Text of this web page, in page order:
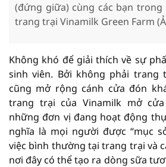
(đứng giữa) cùng các bạn trong
trang trại Vinamilk Green Farm
Không khó để giải thích về sự
sinh viên. Bởi không phải trang
cũng mở rộng cánh cửa đón
trang trại của Vinamilk mở
những đơn vị đang hoạt động
nghĩa là mọi người được “mục
việc bình thường tại trang trại và
nơi đây có thể tạo ra dòng sữa